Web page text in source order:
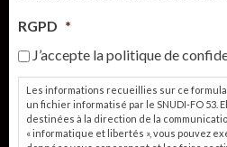
RGPD *
J’accepte la politique de
Les informations recueillies sur ce
un fichier informatisé par le SNUDI-FO 53.
destinées à la direction de la
« informatique et libertés », vous pouvez